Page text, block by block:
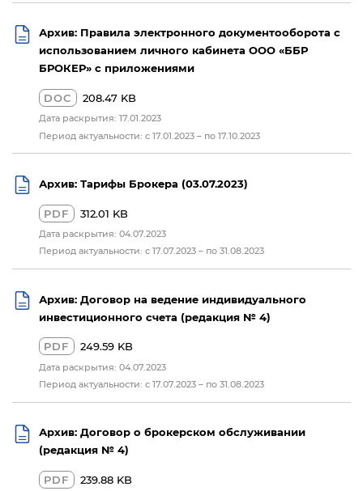
Архив: Правила электронного документооборота с
использованием личного кабинета ООО «ББР
БРОКЕР» с приложениями
DOC 208.47 KB
Дата раскрытия: 17.01.2023
Период актуальности: с 17.01.2023 – по 17.10.2023
Архив: Тарифы Брокера (03.07.2023)
PDF 312.01 KB
Дата раскрытия: 04.07.2023
Период актуальности: с 17.07.2023 – по 31.08.2023
Архив: Договор на ведение индивидуального
инвестиционного счета (редакция № 4)
PDF 249.59 KB
Дата раскрытия: 04.07.2023
Период актуальности: с 17.07.2023 – по 31.08.2023
Архив: Договор о брокерском обслуживании
(редакция № 4)
PDF 239.88 KB